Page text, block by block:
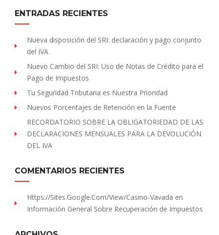
ENTRADAS RECIENTES
Nueva disposición del SRI: declaración y pago conjunto
del IVA
Nuevo Cambio del SRI: Uso de Notas de Crédito para el
Pago de Impuestos
Tu Seguridad Tributaria es Nuestra Prioridad
Nuevos Porcentajes de Retención en la Fuente
RECORDATORIO SOBRE LA OBLIGATORIEDAD DE LAS
DECLARACIONES MENSUALES PARA LA DEVOLUCIÓN
DEL IVA
COMENTARIOS RECIENTES
Https://sites.Google.com/view/Casino-Vavada en
Información General Sobre Recuperación de Impuestos